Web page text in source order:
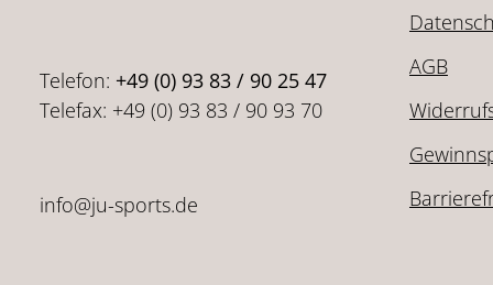
Telefon: +49 (0) 93 83 / 90 25 47
Telefax: +49 (0) 93 83 / 90 93 70
info@ju-sports.de
AGB